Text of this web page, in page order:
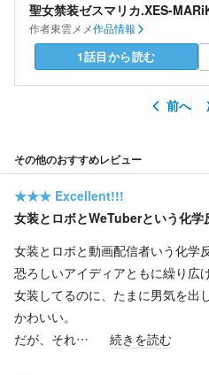
聖女禁装ゼスマリカ.XES-
作者東雲メメ作品情報
1話目から読む
前へ
その他のおすすめレビュー
★★★ Excellent!!!
女装とロボとWeTuberという化学
女装とロボと動画配信者いう化学
恐ろしいアイディアともに繰り広
女装してるのに、たまに男気を出
かわいい。
だが、それ…
続きを読む